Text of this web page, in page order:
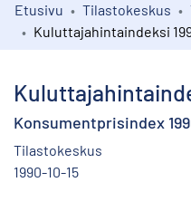
Kokoelmat
Etusivu Tilastokeskus
Konsumentprisindex
Tilastokeskus
1990-10-15